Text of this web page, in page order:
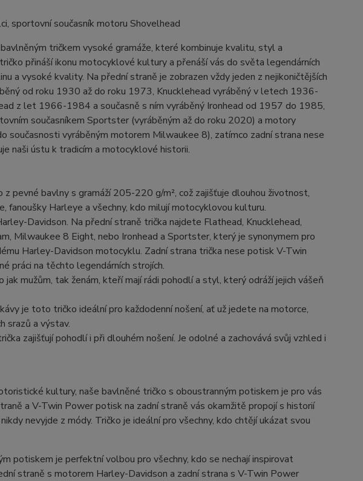
sportovní současník motoru Shovelhead
tričkem vysoké gramáže, které kombinuje kvalitu, styl a
přináší ikonu motocyklové kultury a přenáší vás do světa legendárních
a vysoké kvality. Na přední straně je zobrazen vždy jeden z nejikoničtějších
od roku 1930 až do roku 1973, Knucklehead vyráběný v letech 1936-
z let 1966-1984 a současně s ním vyráběný Ironhead od 1957 do 1985,
současníkem Sportster (vyráběným až do roku 2020) a motory
vyráběným motorem Milwaukee 8), zatímco zadní strana nese
naši ústu k tradicím a motocyklové historii.
pevné bavlny s gramáží 205-220 g/m², což zajišťuje dlouhou životnost,
Harleye a všechny, kdo milují motocyklovou kulturu.
Davidson. Na přední straně trička najdete Flathead, Knucklehead,
Milwaukee 8 Eight, nebo Ironhead a Sportster, který je synonymem pro
Harley-Davidson motocyklu. Zadní strana trička nese potisk V-Twin
práci na těchto legendárních strojích.
mužům, tak ženám, kteří mají rádi pohodlí a styl, který odráží jejich vášeň
je toto tričko ideální pro každodenní nošení, ať už jedete na motorce,
srazů a výstav.
zajišťují pohodlí i při dlouhém nošení. Je odolné a zachovává svůj vzhled i
kultury, naše bavlněné tričko s oboustranným potiskem je pro vás
a V-Twin Power potisk na zadní straně vás okamžitě propojí s historií
nevyjde z módy. Tričko je ideální pro všechny, kdo chtějí ukázat svou
potiskem je perfektní volbou pro všechny, kdo se nechají inspirovat
straně s motorem Harley-Davidson a zadní strana s V-Twin Power